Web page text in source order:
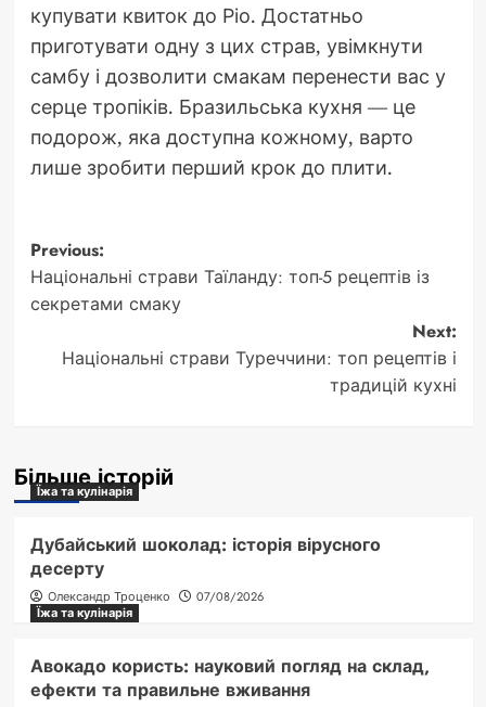
купувати квиток до Ріо. Достатньо
приготувати одну з цих страв, увімкнути
самбу і дозволити смакам перенести вас у
серце тропіків. Бразильська кухня — це
подорож, яка доступна кожному, варто
лише зробити перший крок до плити.
Post
navigation
Previous:
Національні страви Таїланду: топ-5 рецептів із
секретами смаку
Next:
Національні страви Туреччини: топ рецептів і
традицій кухні
Більше історій
Їжа та кулінарія
Дубайський шоколад: історія вірусного
десерту
Олександр Троценко
07/08/2026
Їжа та кулінарія
Авокадо користь: науковий погляд на склад,
ефекти та правильне вживання